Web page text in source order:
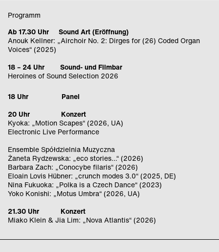
Programm
Ab 17.30 Uhr Sound Art (Eröffnung)
Anouk Kellner: „Airchoir No. 2: Dirges for (26) Coded Organ
Voices“ (2025)
18 – 24 Uhr Sound- und Filmbar
Heroines of Sound Selection 2026
18 Uhr Panel
20 Uhr Konzert
Kyoka: „Motion Scapes“ (2026, UA)
Electronic Live Performance
Ensemble Spółdzielnia Muzyczna
Żaneta Rydzewska: „eco stories…“ (2026)
Barbara Zach: „Conocybe filaris“ (2026)
Eloain Lovis Hübner: „crunch modes 3.0“ (2025, DE)
Nina Fukuoka: „Polka is a Czech Dance“ (2023)
Yoko Konishi: „Motus Umbra“ (2026, UA)
21.30 Uhr Konzert
Miako Klein & Jia Lim: „Nova Atlantis“ (2026)